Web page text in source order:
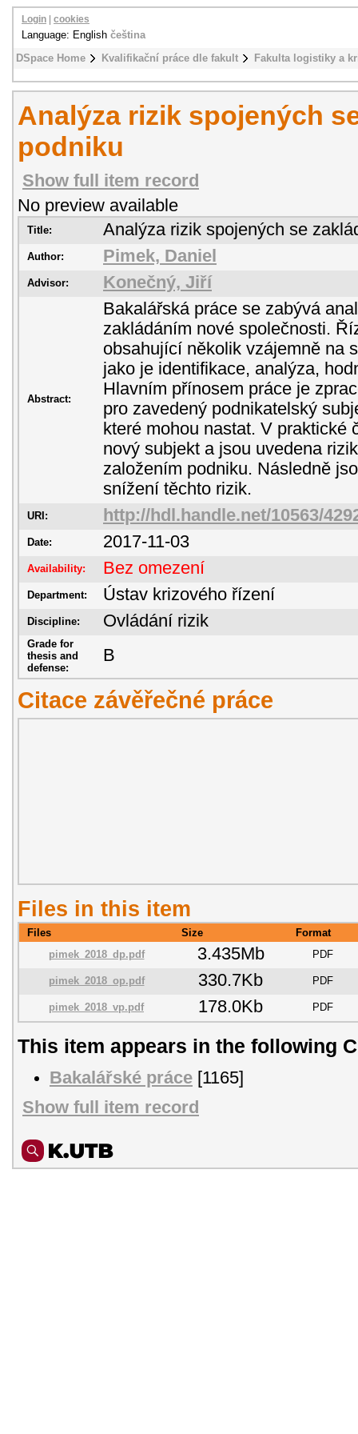
DSpace Home Kvalifikační práce dle fakult Fakulta logistiky a
Login cookies
Language: English čeština
Analýza rizik spojených
podniku
Show full item record
No preview available
Title: Analýza rizik spojených se
Author: Pimek, Daniel
Advisor: Konečný, Jiří
Abstract:
Bakalářská práce se zabývá
zakládáním nové společnosti.
obsahující několik vzájemně na
jako je identifikace, analýza,
Hlavním přínosem práce je
pro zavedený podnikatelský
které mohou nastat. V praktické
nový subjekt a jsou uvedena
založením podniku. Následně
snížení těchto rizik.
URI: http://hdl.handle.net/10563/
Date: 2017-11-03
Availability: Bez omezení
Department: Ústav krizového řízení
Discipline: Ovládání rizik
Grade for
thesis and
defense:
B
Citace závěřečné práce
Files in this item
Files Size
Format
pimek_2018_dp.pdf
3.435Mb PDF
pimek_2018_op.pdf 330.7Kb PDF
pimek_2018_vp.pdf 178.0Kb PDF
This item appears in the following
Bakalářské práce [1165]
Show full item record